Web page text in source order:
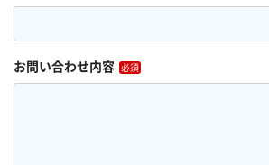
お問い合わせ内容